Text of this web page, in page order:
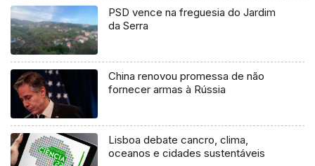
PSD vence na freguesia do Jardim
da Serra
China renovou promessa de não
fornecer armas à Rússia
Lisboa debate cancro, clima,
oceanos e cidades sustentáveis